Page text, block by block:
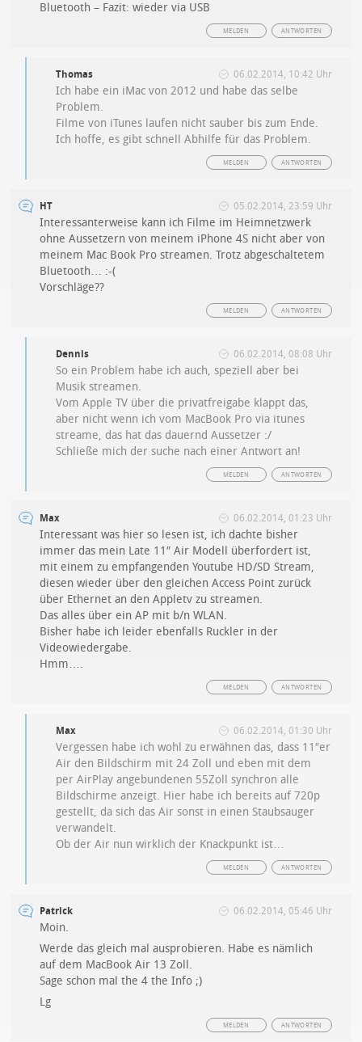
Bluetooth – Fazit: wieder via USB
ANTWORTEN
MELDEN
Thomas 06.02.2014, 10:42 Uhr
Ich habe ein iMac von 2012 und habe das selbe
Problem.
Filme von iTunes laufen nicht sauber bis zum Ende.
Ich hoffe, es gibt schnell Abhilfe für das Problem.
ANTWORTEN
MELDEN
HT 05.02.2014, 23:59 Uhr
Interessanterweise kann ich Filme im Heimnetzwerk
ohne Aussetzern von meinem iPhone 4S nicht aber von
meinem Mac Book Pro streamen. Trotz abgeschaltetem
Bluetooth… :-(
Vorschläge??
ANTWORTEN
MELDEN
Dennis 06.02.2014, 08:08 Uhr
So ein Problem habe ich auch, speziell aber bei
Musik streamen.
Vom Apple TV über die privatfreigabe klappt das,
aber nicht wenn ich vom MacBook Pro via itunes
streame, das hat das dauernd Aussetzer :/
Schließe mich der suche nach einer Antwort an!
ANTWORTEN
MELDEN
Max 06.02.2014, 01:23 Uhr
Interessant was hier so lesen ist, ich dachte bisher
immer das mein Late 11″ Air Modell überfordert ist,
mit einem zu empfangenden Youtube HD/SD Stream,
diesen wieder über den gleichen Access Point zurück
über Ethernet an den Appletv zu streamen.
Das alles über ein AP mit b/n WLAN.
Bisher habe ich leider ebenfalls Ruckler in der
Videowiedergabe.
Hmm….
ANTWORTEN
MELDEN
Max 06.02.2014, 01:30 Uhr
Vergessen habe ich wohl zu erwähnen das, dass 11″er
Air den Bildschirm mit 24 Zoll und eben mit dem
per AirPlay angebundenen 55Zoll synchron alle
Bildschirme anzeigt. Hier habe ich bereits auf 720p
gestellt, da sich das Air sonst in einen Staubsauger
verwandelt.
Ob der Air nun wirklich der Knackpunkt ist…
ANTWORTEN
MELDEN
Patrick 06.02.2014, 05:46 Uhr
Moin.
Werde das gleich mal ausprobieren. Habe es nämlich
auf dem MacBook Air 13 Zoll.
Sage schon mal the 4 the Info ;)
Lg
ANTWORTEN
MELDEN